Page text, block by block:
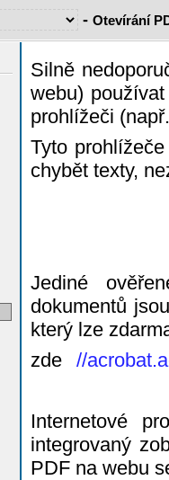
- Otevírání
Silně
webu)
prohlížeči
Tyto
chybět texty,
Jediné
dokumentů
který lze
zde
//
Internetové
integrovaný
PDF na webu